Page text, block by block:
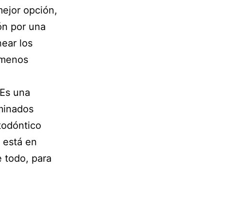
opción,
por una
los
una
en
todo, para